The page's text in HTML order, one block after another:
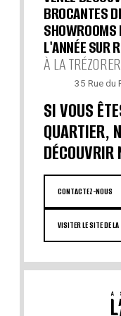
BROCANTES
SHOWROOMS
L'ANNÉE SUR
À LA
35 Rue du
SI VOUS
QUARTIER,
DÉCOUVRIR
CONTACTEZ-NOUS
VISITER LE SITE DE LA